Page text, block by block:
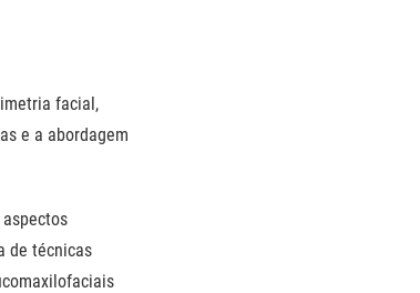
facial,
e a abordagem
de técnicas